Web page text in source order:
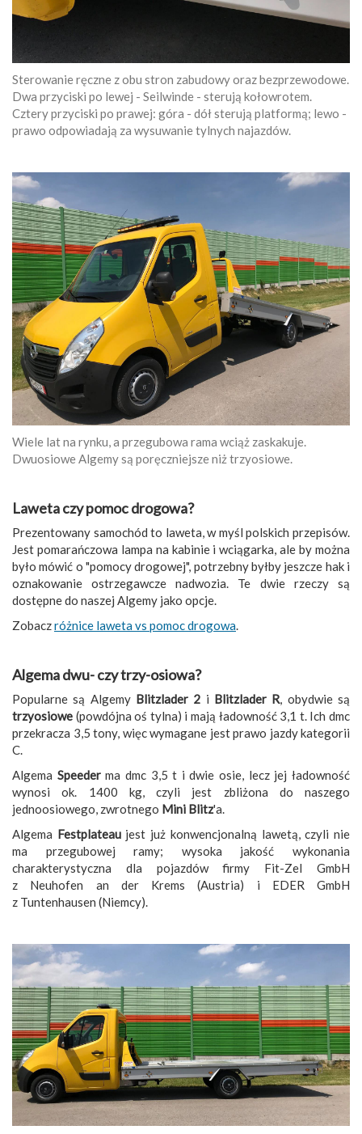
Sterowanie ręczne z obu stron zabudowy oraz bezprzewodowe.
Dwa przyciski po lewej - Seilwinde - sterują kołowrotem.
Cztery przyciski po prawej: góra - dół sterują platformą; lewo -
prawo odpowiadają za wysuwanie tylnych najazdów.
Wiele lat na rynku, a przegubowa rama wciąż zaskakuje.
Dwuosiowe Algemy są poręczniejsze niż trzyosiowe.
Laweta czy pomoc drogowa?
Prezentowany samochód to laweta, w myśl polskich przepisów.
Jest pomarańczowa lampa na kabinie i wciągarka, ale by można
było mówić o "pomocy drogowej", potrzebny byłby jeszcze hak i
oznakowanie ostrzegawcze nadwozia. Te dwie rzeczy są
dostępne do naszej Algemy jako opcje.
Zobaczróżnice laweta vs pomoc drogowa.
Algema dwu- czy trzy-osiowa?
Popularne są Algemy Blitzlader 2 i Blitzlader R, obydwie są
trzyosiowe (powdójna oś tylna) i mają ładowność 3,1 t. Ich dmc
przekracza 3,5 tony, więc wymagane jest prawo jazdy kategorii
C.
Algema Speederma dmc 3,5 t i dwie osie, lecz jej ładowność
wynosi ok. 1400 kg, czyli jest zbliżona do naszego
jednoosiowego, zwrotnego Mini Blitz'a.
Algema Festplateaujest już konwencjonalną lawetą, czyli nie
ma przegubowej ramy; wysoka jakość wykonania
charakterystyczna dla pojazdów firmy Fit-Zel GmbH
z Neuhofen an der Krems (Austria) i EDER GmbH
z Tuntenhausen (Niemcy).